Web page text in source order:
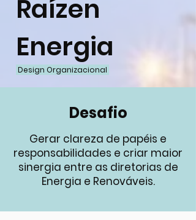
Raízen
Energia
Design Organizacional
Desafio
Gerar clareza de papéis e
responsabilidades e criar maior
sinergia entre as diretorias de
Energia e Renováveis.